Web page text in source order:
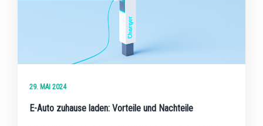
29. MAI 2024
E-Auto zuhause laden: Vorteile und Nachteile